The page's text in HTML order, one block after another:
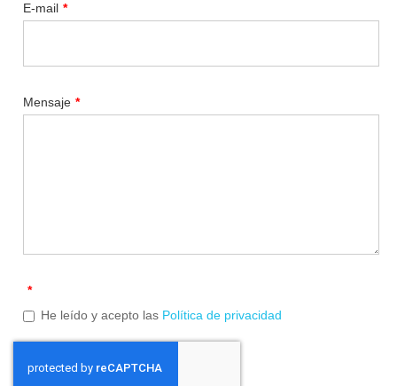
E-mail *
Mensaje *
*
He leído y acepto las Política de privacidad